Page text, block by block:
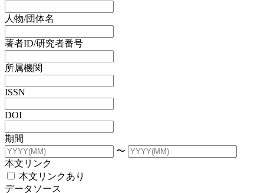
人物/団体名
著者ID/研究者番号
所属機関
ISSN
DOI
期間
〜
本文リンク
本文リンクあり
データソース